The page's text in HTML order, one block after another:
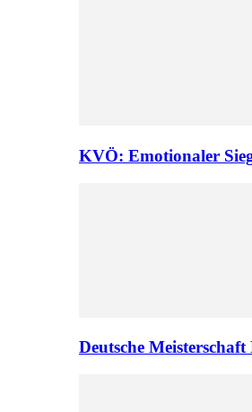
KVÖ: Emotionaler
Deutsche